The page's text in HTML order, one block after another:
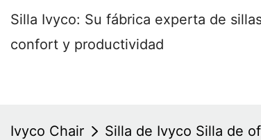
Silla Ivyco: Su fábrica experta de
confort y productividad
Ivyco Chair Silla de Ivyco Silla de